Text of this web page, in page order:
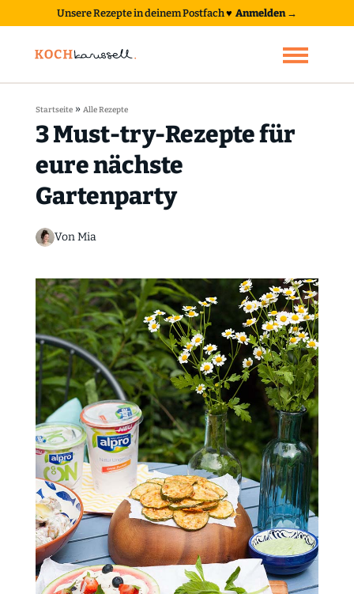
Unsere Rezepte in deinem Postfach♥ Anmelden →
Startseite» Alle Rezepte
3 Must-try-Rezepte für
eure nächste
Gartenparty
Von Mia